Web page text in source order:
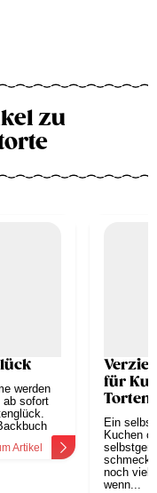
zu
werden
ab sofort
Artikel
für
Torten
Ein
Kuchen
noch viel
wenn...